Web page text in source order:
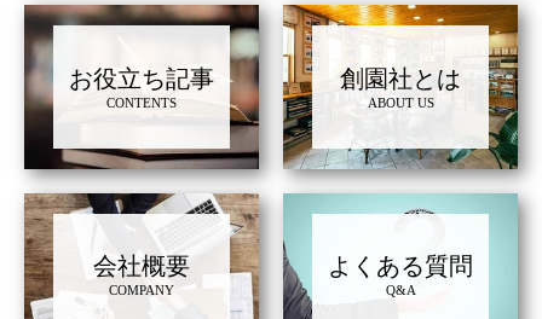
お役立ち記事
CONTENTS
創園社とは
ABOUT US
会社概要
COMPANY
よくある質問
Q&A